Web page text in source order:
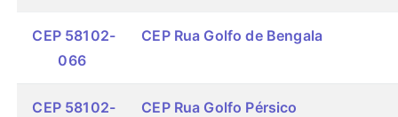
CEP 58102-
066
CEP Rua Golfo de Bengala
CEP 58102-
CEP Rua Golfo Pérsico